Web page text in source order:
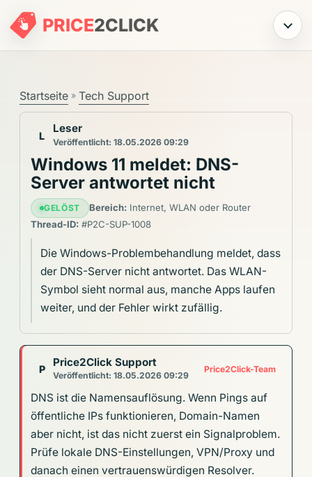
PRICE2CLICK Menü
Startseite » Tech Support
L
Leser
Veröffentlicht: 18.05.2026 09:29
Windows 11 meldet: DNS-
Server antwortet nicht
GELÖST Bereich:Internet, WLAN oder Router
Thread-ID: #P2C-SUP-1008
Die Windows-Problembehandlung meldet, dass
der DNS-Server nicht antwortet. Das WLAN-
Symbol sieht normal aus, manche Apps laufen
weiter, und der Fehler wirkt zufällig.
P
Price2Click Support
Veröffentlicht: 18.05.2026 09:29
Price2Click-Team
DNS ist die Namensauflösung. Wenn Pings auf
öffentliche IPs funktionieren, Domain-Namen
aber nicht, ist das nicht zuerst ein Signalproblem.
Prüfe lokale DNS-Einstellungen, VPN/Proxy und
danach einen vertrauenswürdigen Resolver.